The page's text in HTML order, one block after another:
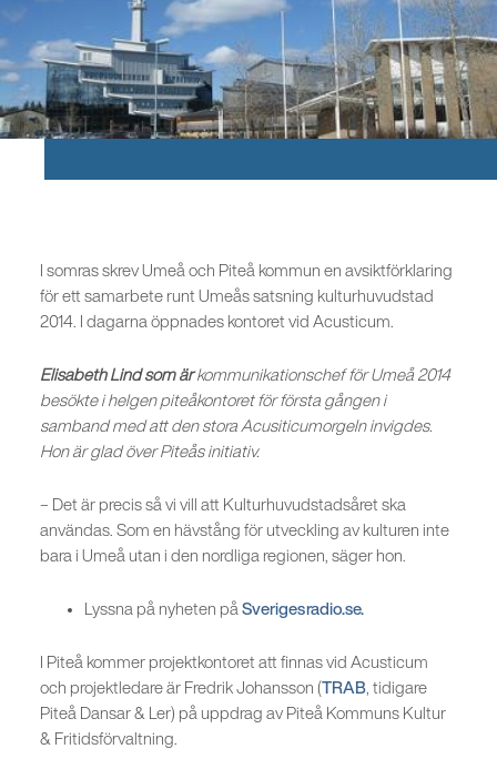
I somras skrev Umeå och Piteå kommun en avsiktförklaring
för ett samarbete runt Umeås satsning kulturhuvudstad
2014. I dagarna öppnades kontoret vid Acusticum.
Elisabeth Lind som ärkommunikationschef för Umeå 2014
besökte i helgen piteåkontoret för första gången i
samband med att den stora Acusiticumorgeln invigdes.
Hon är glad över Piteås initiativ.
– Det är precis så vi vill att Kulturhuvudstadsåret ska
användas. Som en hävstång för utveckling av kulturen inte
bara i Umeå utan i den nordliga regionen, säger hon.
Lyssna på nyheten på Sverigesradio.se.
I Piteå kommer projektkontoret att finnas vid Acusticum
och projektledare är Fredrik Johansson (TRAB , tidigare
Piteå Dansar & Ler) på uppdrag av Piteå Kommuns Kultur
& Fritidsförvaltning.